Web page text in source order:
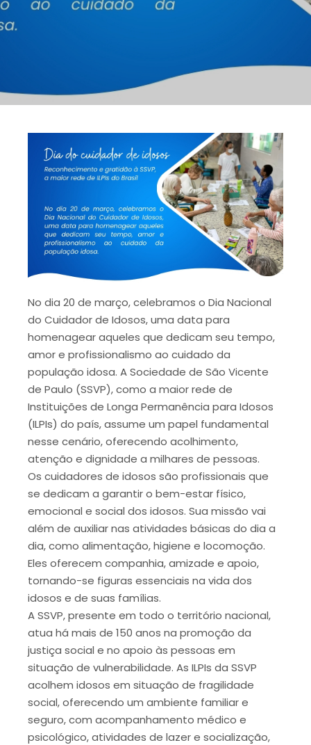
No dia 20 de março, celebramos o Dia Nacional
do Cuidador de Idosos, uma data para
homenagear aqueles que dedicam seu tempo,
amor e profissionalismo ao cuidado da
população idosa. A Sociedade de São Vicente
de Paulo (SSVP), como a maior rede de
Instituições de Longa Permanência para Idosos
(ILPIs) do país, assume um papel fundamental
nesse cenário, oferecendo acolhimento,
atenção e dignidade a milhares de pessoas.
Os cuidadores de idosos são profissionais que
se dedicam a garantir o bem-estar físico,
emocional e social dos idosos. Sua missão vai
além de auxiliar nas atividades básicas do dia a
dia, como alimentação, higiene e locomoção.
Eles oferecem companhia, amizade e apoio,
tornando-se figuras essenciais na vida dos
idosos e de suas famílias.
A SSVP, presente em todo o território nacional,
atua há mais de 150 anos na promoção da
justiça social e no apoio às pessoas em
situação de vulnerabilidade. As ILPIs da SSVP
acolhem idosos em situação de fragilidade
social, oferecendo um ambiente familiar e
seguro, com acompanhamento médico e
psicológico, atividades de lazer e socialização,